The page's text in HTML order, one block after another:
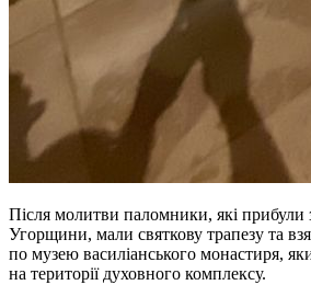
Після молитви паломники, які прибули
Угорщини, мали святкову трапезу та
по музею василіанського монастиря,
на території духовного комплексу.